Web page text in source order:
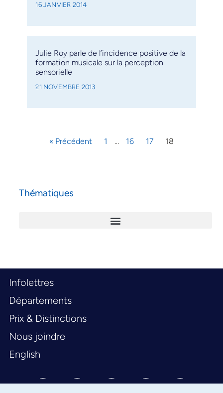
16 JANVIER 2014
Julie Roy parle de l’incidence positive de la
formation musicale sur la perception
sensorielle
21 NOVEMBRE 2013
« Précédent 1 … 16 17 18
Thématiques
Infolettres
Départements
Prix & Distinctions
Nous joindre
English